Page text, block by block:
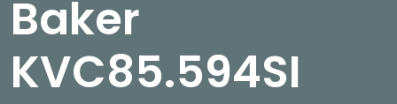
Baker
KVC85.594SI